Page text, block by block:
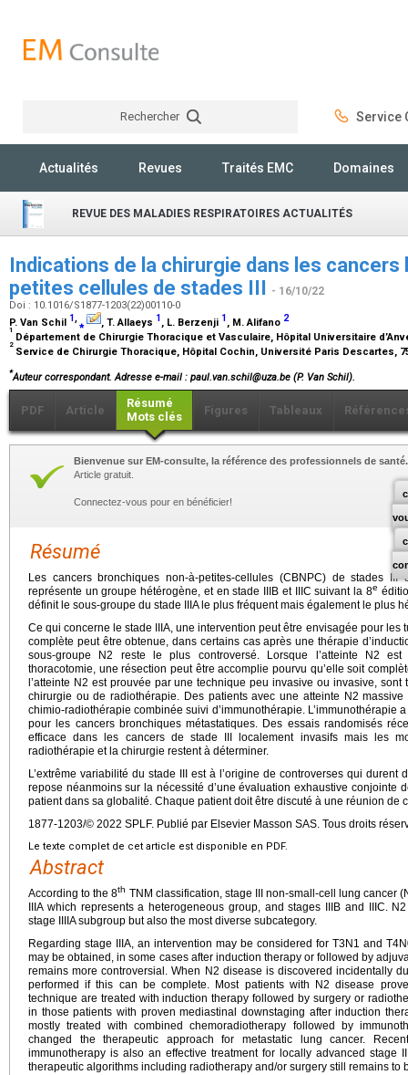
Rechercher Service
Actualités Revues Traités EMC Domaines
REVUE DES MALADIES RESPIRATOIRES ACTUALITÉS
Indications de la chirurgie dans les cancers
petites cellules de stades III - 16/10/22
Doi : 10.1016/S1877-1203(22)00110-0
P. Van Schil 1,⁎ , T. Allaeys 1 , L. Berzenji 1 , M. Alifano 2
1
Département de Chirurgie Thoracique et Vasculaire, Hôpital Universitaire
2
Service de Chirurgie Thoracique, Hôpital Cochin, Université Paris Descartes,
*Auteur correspondant.Adresse e-mail : paul.van.schil@uza.be (P. Van Schil).
PDF Article
Résumé
Mots clés
Figures Tableaux
Bienvenue sur EM-consulte, la référence des professionnels de santé.
Article gratuit.
Connectez-vous pour en bénéficier!
Résumé
Les cancers bronchiques non-à-petites-cellules (CBNPC) de stades
représente un groupe hétérogène, et en stade IIIB et IIIC suivant la 8e
définit le sous-groupe du stade IIIA le plus fréquent mais également le plus
Ce qui concerne le stade IIIA, une intervention peut être envisagée pour les
complète peut être obtenue, dans certains cas après une thérapie
sous-groupe N2 reste le plus controversé. Lorsque l’atteinte N2
thoracotomie, une résection peut être accomplie pourvu qu’elle soit
l’atteinte N2 est prouvée par une technique peu invasive ou invasive,
chirurgie ou de radiothérapie. Des patients avec une atteinte N2
chimio-radiothérapie combinée suivi d’immunothérapie. L’immunothérapie
pour les cancers bronchiques métastatiques. Des essais randomisés
efficace dans les cancers de stade III localement invasifs mais les
radiothérapie et la chirurgie restent à déterminer.
L’extrême variabilité du stade III est à l’origine de controverses qui
repose néanmoins sur la nécessité d’une évaluation exhaustive conjointe
patient dans sa globalité. Chaque patient doit être discuté à une réunion de
1877-1203/© 2022 SPLF. Publié par Elsevier Masson SAS. Tous droits
Le texte complet de cet article est disponible en PDF.
Abstract
According to the 8th TNM classification, stage III non-small-cell lung cancer
IIIA which represents a heterogeneous group, and stages IIIB and IIIC.
stage IIIIA subgroup but also the most diverse subcategory.
Regarding stage IIIA, an intervention may be considered for T3N1 and
may be obtained, in some cases after induction therapy or followed by
remains more controversial. When N2 disease is discovered incidentally
performed if this can be complete. Most patients with N2 disease
technique are treated with induction therapy followed by surgery or
in those patients with proven mediastinal downstaging after induction
mostly treated with combined chemoradiotherapy followed by
changed the therapeutic approach for metastatic lung cancer.
immunotherapy is also an effective treatment for locally advanced stage
therapeutic algorithms including radiotherapy and/or surgery still remains to